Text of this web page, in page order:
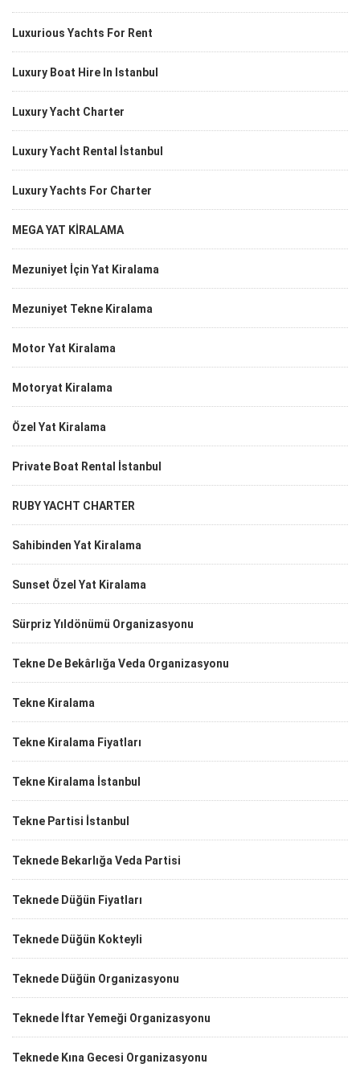
Luxurious Yachts For Rent
Luxury Boat Hire In Istanbul
Luxury Yacht Charter
Luxury Yacht Rental İstanbul
Luxury Yachts For Charter
MEGA YAT KİRALAMA
Mezuniyet İçin Yat Kiralama
Mezuniyet Tekne Kiralama
Motor Yat Kiralama
Motoryat Kiralama
Özel Yat Kiralama
Private Boat Rental İstanbul
RUBY YACHT CHARTER
Sahibinden Yat Kiralama
Sunset Özel Yat Kiralama
Sürpriz Yıldönümü Organizasyonu
Tekne De Bekârlığa Veda Organizasyonu
Tekne Kiralama
Tekne Kiralama Fiyatları
Tekne Kiralama İstanbul
Tekne Partisi İstanbul
Teknede Bekarlığa Veda Partisi
Teknede Düğün Fiyatları
Teknede Düğün Kokteyli
Teknede Düğün Organizasyonu
Teknede İftar Yemeği Organizasyonu
Teknede Kına Gecesi Organizasyonu